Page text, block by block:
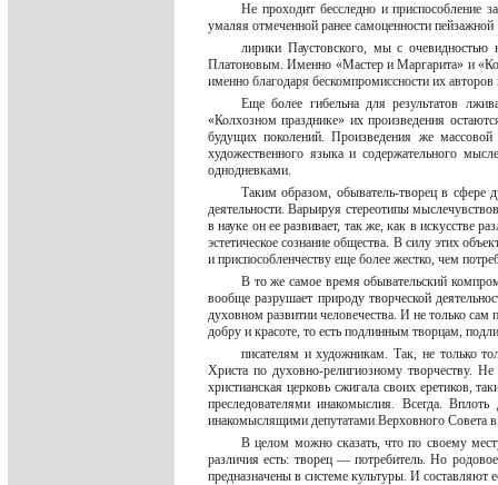
Не проходит бесследно и приспособление
умаляя отмеченной ранее самоценности пейзажной
лирики Паустовского, мы с очевидностью
Платоновым. Именно «Мастер и Маргарита» и
именно благодаря бескомпромиссности их
Еще более гибельна для результатов
«Колхозном празднике» их произведения
будущих поколений. Произведения же
художественного языка и содержательного
однодневками.
Таким образом, обыватель-творец в сфере
деятельности. Варьируя стереотипы
в науке он ее развивает, так же, как в искусстве
эстетическое сознание общества. В силу этих
и приспособленчеству еще более жестко, чем
В то же самое время обывательский
вообще разрушает природу творческой
духовном развитии человечества. И не только
добру и красоте, то есть подлинным творцам,
писателям и художникам. Так, не только
Христа по духовно-религиозному творчеству.
христианская церковь сжигала своих еретиков,
преследователями инакомыслия. Всегда.
инакомыслящими депутатами Верховного Совета
В целом можно сказать, что по своему
различия есть: творец — потребитель. Но
предназначены в системе культуры. И составляют